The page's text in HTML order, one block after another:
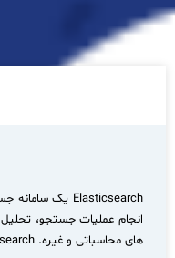
های محاسباتی و غیره. Elasticsearch قابلیت پشتیبانی از جستجو در زمان واقعی را دارد و قابلیت افزایش قابلیت اطمینان و مقیاس پذیری را نیز داراست.